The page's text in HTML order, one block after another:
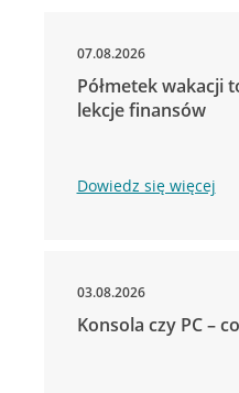
07.08.2026
Półmetek wakacji
lekcje finansów
Dowiedz się więcej
03.08.2026
Konsola czy PC –